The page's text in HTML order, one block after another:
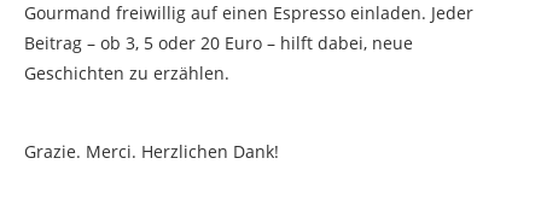
Gourmand freiwillig auf einen Espresso einladen. Jeder
Beitrag – ob 3, 5 oder 20 Euro – hilft dabei, neue
Geschichten zu erzählen.
Grazie. Merci. Herzlichen Dank!